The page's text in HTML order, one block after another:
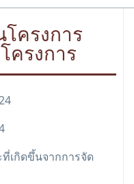
ครงการ
ครงการ
เกิดขึ้นจากการจัด